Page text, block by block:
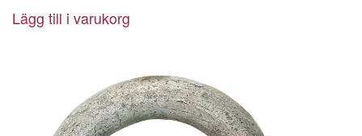
Lägg till i varukorg